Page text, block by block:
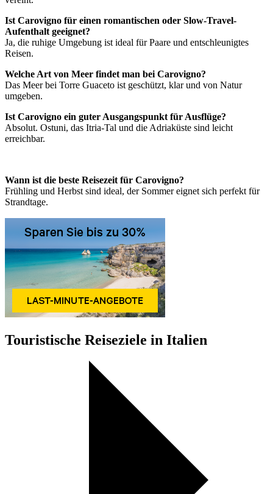
Ist Carovigno für einen romantischen oder Slow-Travel-
Aufenthalt geeignet?
Ja, die ruhige Umgebung ist ideal für Paare und entschleunigtes
Reisen.
Welche Art von Meer findet man bei Carovigno?
Das Meer bei Torre Guaceto ist geschützt, klar und von Natur
umgeben.
Ist Carovigno ein guter Ausgangspunkt für Ausflüge?
Absolut. Ostuni, das Itria-Tal und die Adriaküste sind leicht
erreichbar.
Wann ist die beste Reisezeit für Carovigno?
Frühling und Herbst sind ideal, der Sommer eignet sich perfekt für
Strandtage.
Touristische Reiseziele in Italien